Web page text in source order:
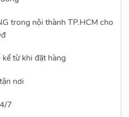
trong nội thành TP.HCM cho
từ khi đặt hàng
nơi
7